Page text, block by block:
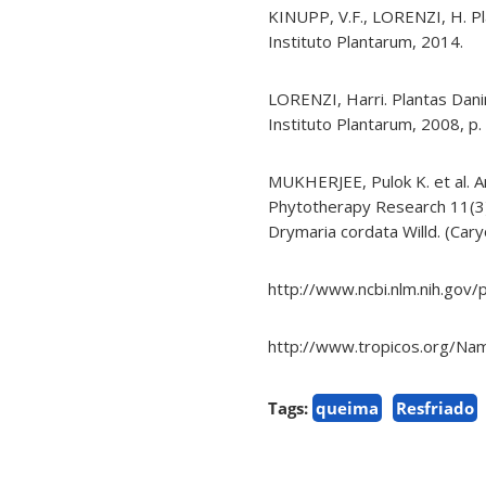
KINUPP, V.F., LORENZI, H.
Instituto Plantarum, 2014.
LORENZI, Harri. Plantas
Instituto Plantarum, 2008, p.
MUKHERJEE, Pulok K. et
Phytotherapy Research
Drymaria cordata Willd.
http://
http://www.tropicos.org/
Tags: queima Resfriado